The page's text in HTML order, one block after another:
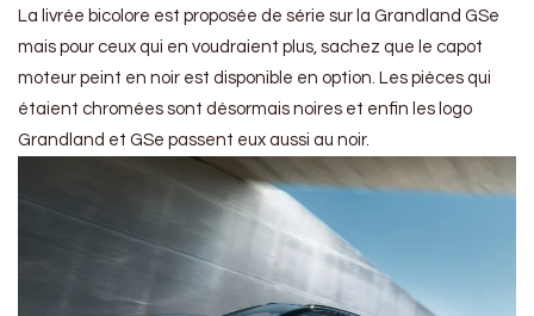
La livrée bicolore est proposée de série sur la Grandland GSe
mais pour ceux qui en voudraient plus, sachez que le capot
moteur peint en noir est disponible en option. Les pièces qui
étaient chromées sont désormais noires et enfin les logo
Grandland et GSe passent eux aussi au noir.